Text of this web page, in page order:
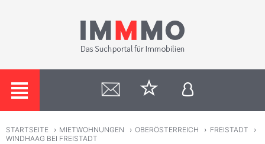
STARTSEITE › MIETWOHNUNGEN › OBERÖSTERREICH › FREISTADT
›
WINDHAAG BEI FREISTADT